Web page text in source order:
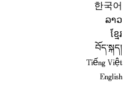
한국어
ລາວ
ខ្មែរ
བོད་སྐད།
Tiếng Việt
English